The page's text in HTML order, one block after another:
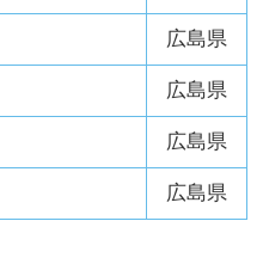
広島県
広島県
広島県
広島県